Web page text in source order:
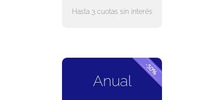
Hasta 3 cuotas sin interés
Anual